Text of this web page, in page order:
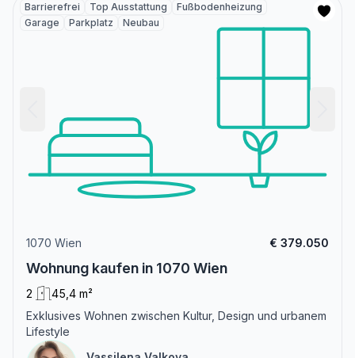
Barrierefrei Top Ausstattung
Fußbodenheizung
Garage
Parkplatz Neubau
1070 Wien € 379.050
Wohnung kaufen in 1070 Wien
2
45,4 m²
Exklusives Wohnen zwischen Kultur, Design und urbanem
Lifestyle